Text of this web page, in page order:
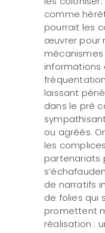
comme
pourrait les
œuvrer pour
informations
laissant
dans le pré
ou agréés.
les
partenariats
de narratifs
de folies qui
promettent
réalisation :